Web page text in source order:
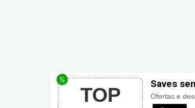
TOP
Saves
Ofertas e